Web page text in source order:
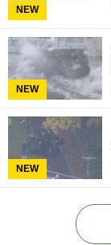
NEW
NEW
NEW